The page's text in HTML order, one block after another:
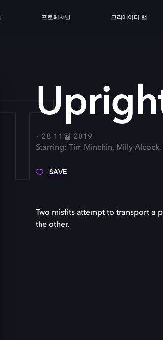
프로페셔널 크리에이터 랩
28 11월 2019
Starring: Tim Minchin, Milly Alcock,
SAVE
Two misfits attempt to transport a
the other.